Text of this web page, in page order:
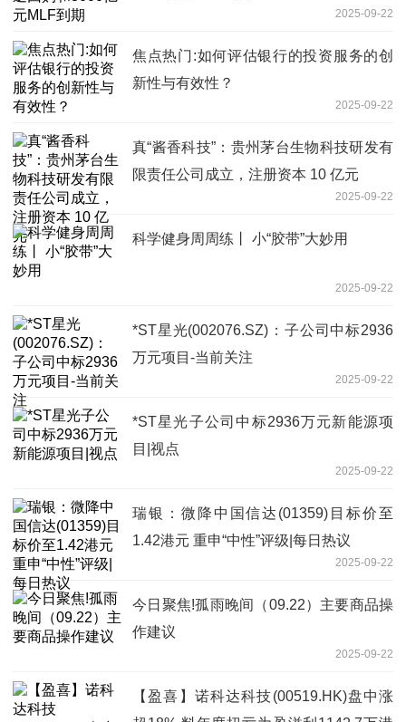
2025-09-22
焦点热门:如何评估银行的投资服务的创
新性与有效性？
2025-09-22
真“酱香科技”：贵州茅台生物科技研发有
限责任公司成立，注册资本 10 亿元
2025-09-22
科学健身周周练丨 小“胶带”大妙用
2025-09-22
*ST星光(002076.SZ)：子公司中标2936
万元项目-当前关注
2025-09-22
*ST星光子公司中标2936万元新能源项
目|视点
2025-09-22
瑞银：微降中国信达(01359)目标价至
1.42港元 重申“中性”评级|每日热议
2025-09-22
今日聚焦!孤雨晚间（09.22）主要商品操
作建议
2025-09-22
【盈喜】诺科达科技(00519.HK)盘中涨